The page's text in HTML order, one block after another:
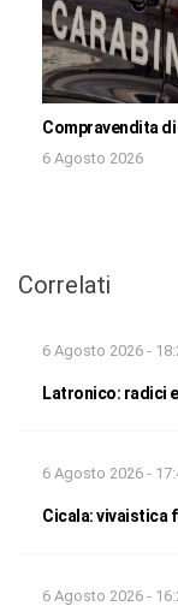
Compravendita
6 Agosto 2026
Correlati
6 Agosto 2026 -
Latronico: radici
6 Agosto 2026 -
Cicala: vivaistica
6 Agosto 2026 -